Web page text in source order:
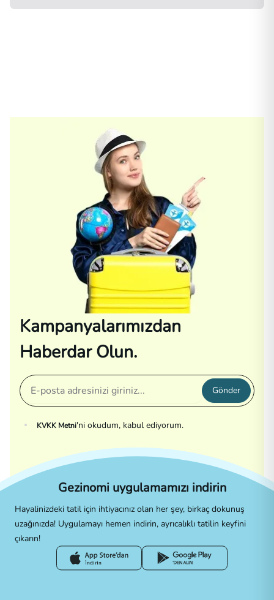
Kampanyalarımızdan
Haberdar Olun.
Gönder
KVKK Metni'ni okudum, kabul ediyorum.
Gezinomi uygulamamızı indirin
Hayalinizdeki tatil için ihtiyacınız olan her şey, birkaç dokunuş
uzağınızda! Uygulamayı hemen indirin, ayrıcalıklı tatilin keyfini
çıkarın!